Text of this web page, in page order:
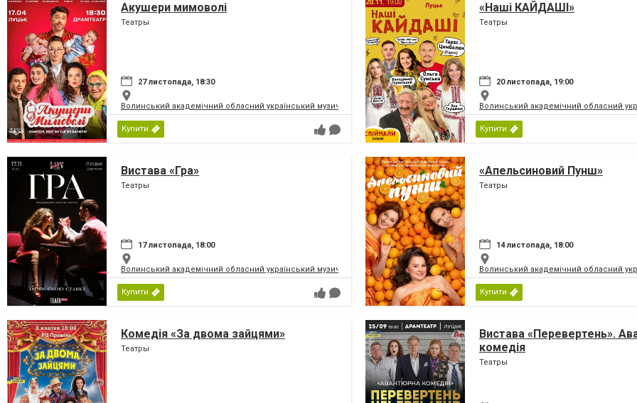
Акушери мимоволі
Театры
27 листопада, 18:30
Волинський академічний обласний український музично-драматичний театр ім.Т.Г.Шевченка
Купити
«Наші КАЙДАШІ»
Театры
20 листопада, 19:00
Волинський академічний обласний
Купити
Вистава «Гра»
Театры
17 листопада, 18:00
Волинський академічний обласний український музично-драматичний театр ім.Т.Г.Шевченка
Купити
«Апельсиновий Пунш»
Театры
14 листопада, 18:00
Волинський академічний обласний
Купити
Комедія «За двома зайцями»
Театры
Вистава «Перевертень».
комедія
Театры